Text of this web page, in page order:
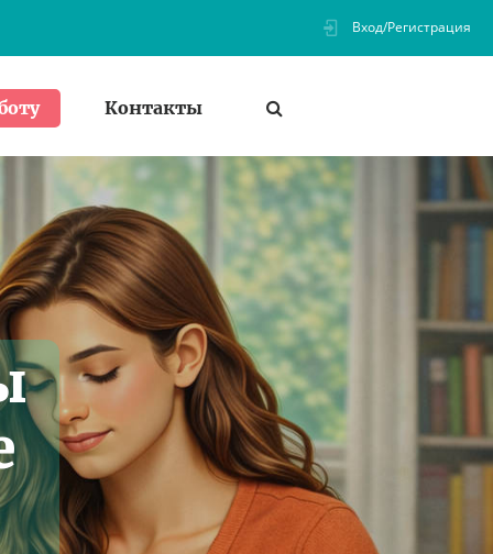
Вход/Регистрация
Контакты